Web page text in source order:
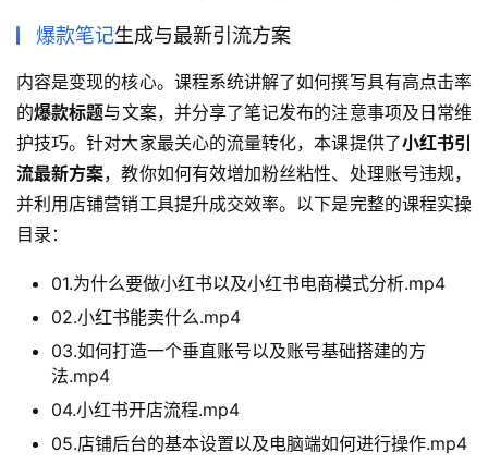
爆款笔记生成与最新引流方案
内容是变现的核心。课程系统讲解了如何撰写具有高点击率
的爆款标题与文案，并分享了笔记发布的注意事项及日常维
护技巧。针对大家最关心的流量转化，本课提供了小红书引
流最新方案，教你如何有效增加粉丝粘性、处理账号违规，
并利用店铺营销工具提升成交效率。以下是完整的课程实操
目录：
01.为什么要做小红书以及小红书电商模式分析.mp4
02.小红书能卖什么.mp4
03.如何打造一个垂直账号以及账号基础搭建的方
法.mp4
04.小红书开店流程.mp4
05.店铺后台的基本设置以及电脑端如何进行操作.mp4